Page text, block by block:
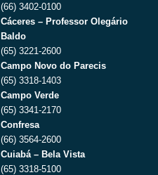
(66) 3402-0100
Cáceres – Professor Olegário
Baldo
(65) 3221-2600
Campo Novo do Parecis
(65) 3318-1403
Campo Verde
(65) 3341-2170
Confresa
(66) 3564-2600
Cuiabá – Bela Vista
(65) 3318-5100